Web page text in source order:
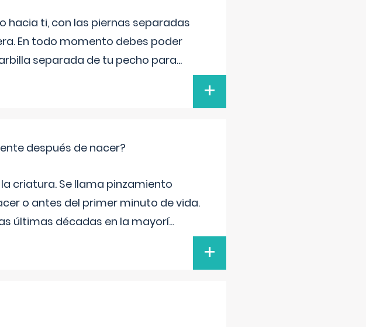
hacia ti, con las piernas separadas
En todo momento debes poder
separada de tu pecho para...
+
después de nacer?
criatura. Se llama pinzamiento
o antes del primer minuto de vida.
últimas décadas en la mayorí...
+